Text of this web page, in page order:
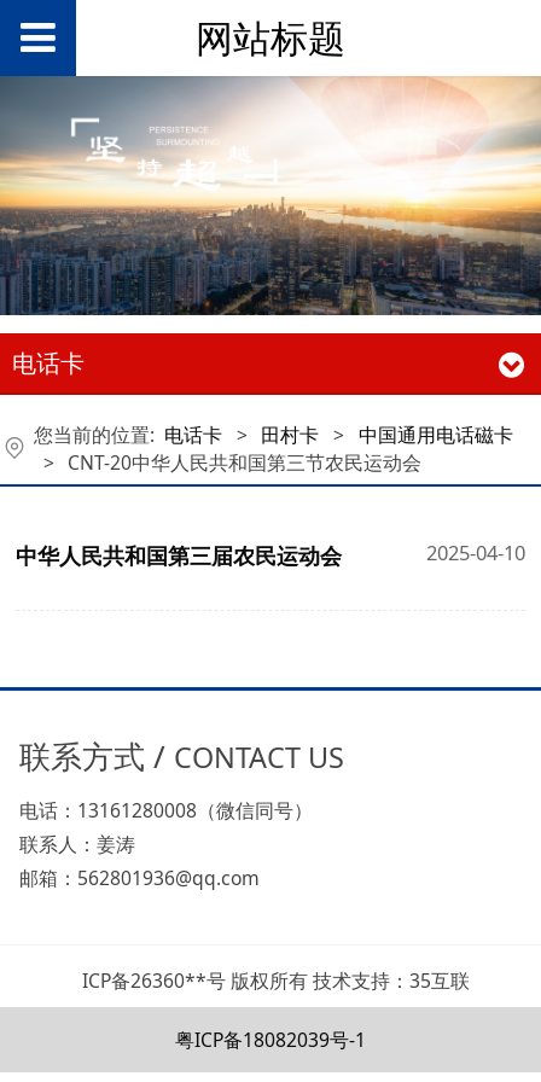
网站标题
电话卡
您当前的位置: 电话卡 > 田村卡 > 中国通用电话磁卡
> CNT-20中华人民共和国第三节农民运动会
中华人民共和国第三届农民运动会 2025-04-10
联系方式 / CONTACT US
电话：13161280008（微信同号）
联系人：姜涛
邮箱：562801936@qq.com
ICP备26360**号 版权所有 技术支持：35互联
粤ICP备18082039号-1